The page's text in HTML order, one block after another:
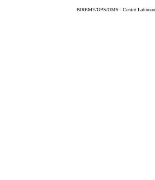
BIREME/OPS/OMS - Centro